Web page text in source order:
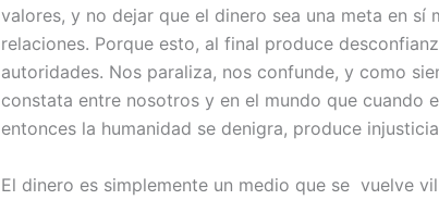
valores, y no dejar que el dinero sea una meta en
relaciones. Porque esto, al final produce
autoridades. Nos paraliza, nos confunde, y como
constata entre nosotros y en el mundo que cuando
entonces la humanidad se denigra, produce
El dinero es simplemente un medio que se vuelve